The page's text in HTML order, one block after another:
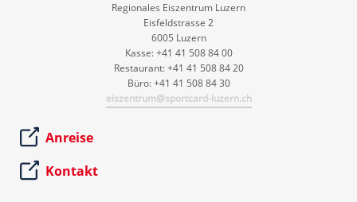
Regionales Eiszentrum Luzern
Eisfeldstrasse 2
6005 Luzern
Kasse: +41 41 508 84 00
Restaurant: +41 41 508 84 20
Büro: +41 41 508 84 30
eiszentrum@sportcard-luzern.ch
Anreise
Kontakt